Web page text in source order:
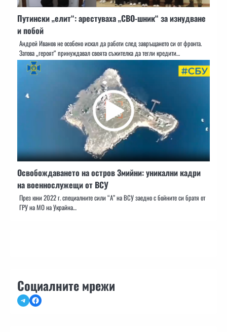
Путински „елит“: арестуваха „СВО-шник“ за изнудване
и побой
Андрей Иванов не особено искал да работи след завръщането си от фронта.
Затова „героят“ принуждавал своята съжителка да тегли кредити…
Освобождаването на остров Змийни: уникални кадри
на военнослужещи от ВСУ
През юни 2022 г. специалните сили “А” на ВСУ заедно с бойните си братя от
ГРУ на МО на Украйна…
Социалните мрежи
TelegramFacebook